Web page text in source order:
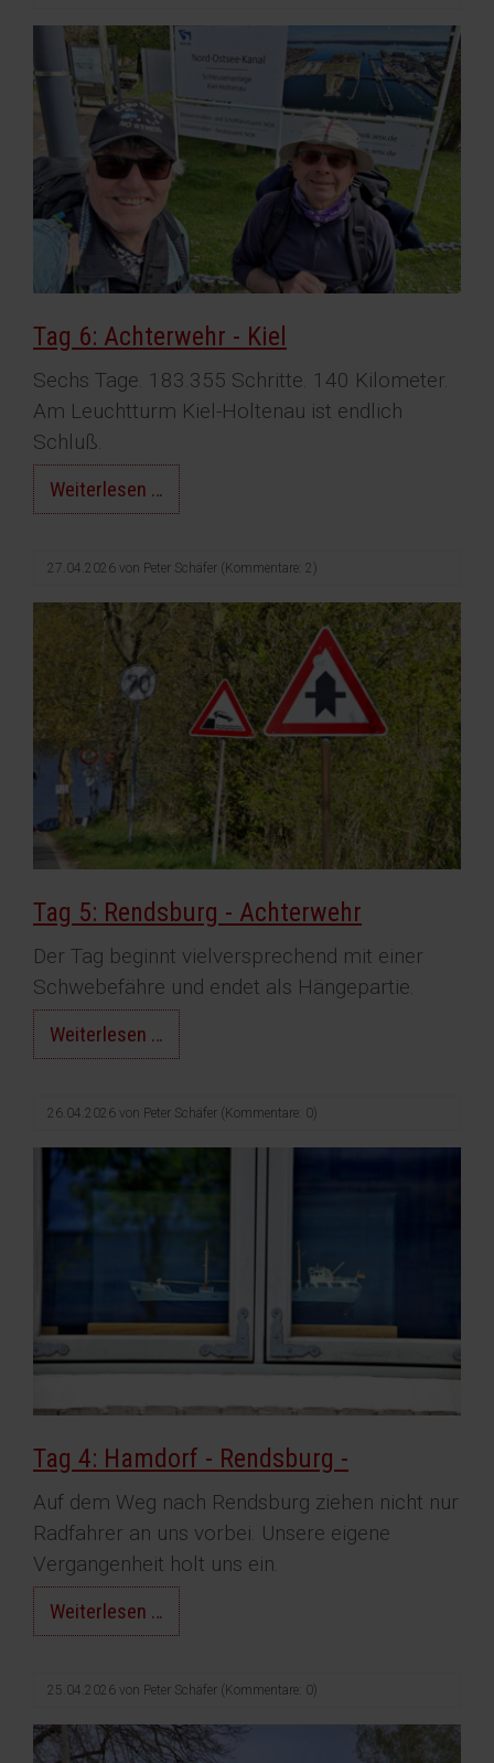
Tag 6: Achterwehr - Kiel
Sechs Tage. 183.355 Schritte. 140 Kilometer.
Am Leuchtturm Kiel-Holtenau ist endlich
Schluß.
Weiterlesen … Tag
6:
-
Kiel
27.04.2026 von Peter Schäfer (Kommentare: 2)
Tag 5: Rendsburg - Achterwehr
Der Tag beginnt vielversprechend mit einer
Schwebefähre und endet als Hängepartie.
Weiterlesen … Tag
5:
-
Achterwehr
26.04.2026 von Peter Schäfer (Kommentare: 0)
Tag 4: Hamdorf - Rendsburg -
Auf dem Weg nach Rendsburg ziehen nicht nur
Radfahrer an uns vorbei. Unsere eigene
Vergangenheit holt uns ein.
Weiterlesen … Tag
4:
-
Rendsburg
25.04.2026 von Peter Schäfer (Kommentare: 0)